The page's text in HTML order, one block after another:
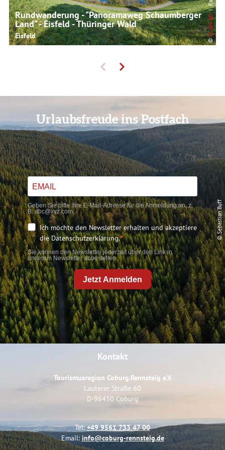
Rundwanderung - "Panoramaweg Schaumberger
Land" - Eisfeld - Thüringer Wald
Eisfeld ©
CC-BY-ND
© Sebastian Buff
Urlaubsfreude ins Postfach
Geben Sie bitte Ihre E-Mail-Adresse für die Anmeldung an, z.
B. abc@xyz.com.
Ich möchte den Newsletter erhalten und akzeptiere
die Datenschutzerklärung.
Sie können den Newsletter jederzeit über den Link in
unserem Newsletter abbestellen.
Jetzt Anmelden
Kontakt
Tourismusregion Coburg.Rennsteig e.V.
Lauterer Straße 60
D-96450 Coburg
Tel:+49 9561 733 47 00
Email: info@coburg-rennsteig.de